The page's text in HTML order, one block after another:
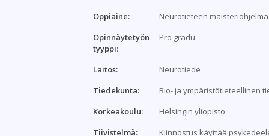
Oppiaine:
Neurotieteen maisteriohjelma
Opinnäytetyön
tyyppi:
Pro gradu
Laitos:
Neurotiede
Tiedekunta:
Bio- ja ympäristötieteellinen
Korkeakoulu:
Helsingin yliopisto
Tiivistelmä:
Kiinnostus käyttää